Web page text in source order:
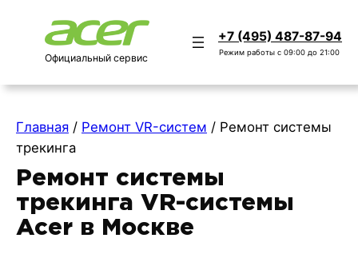
Официальный сервис
+7 (495) 487-87-94
Режим работы с 09:00 до 21:00
Главная / Ремонт VR-систем / Ремонт системы
трекинга
Ремонт системы
трекинга VR-системы
Acer в Москве